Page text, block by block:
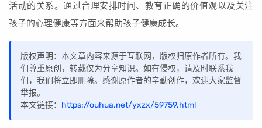
活动的关系。通过合理安排时间、教育正确的价值观以及关注
孩子的心理健康等方面来帮助孩子健康成长。
版权声明：本文章内容来源于互联网，版权归原作者所有。我
们尊重原创，转载仅为分享知识。如有侵权，请及时联系我
们，我们将立即删除。感谢原作者的辛勤创作，欢迎大家监督
举报。
本文链接： https://ouhua.net/yxzx/59759.html